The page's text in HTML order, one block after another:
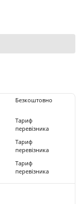
Безкоштовно
Тариф
перевізника
Тариф
перевізника
Тариф
перевізника